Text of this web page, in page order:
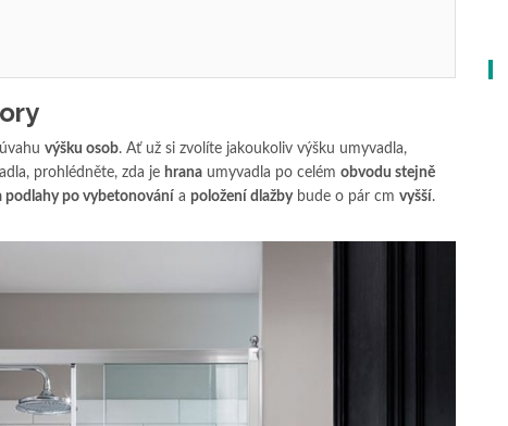
výšku osob. Ať už si zvolíte jakoukoliv výšku umyvadla,
prohlédněte, zda je hrana umyvadla po celém obvodu stejně
podlahy po vybetonování a položení dlažbybude o pár cm vyšší.